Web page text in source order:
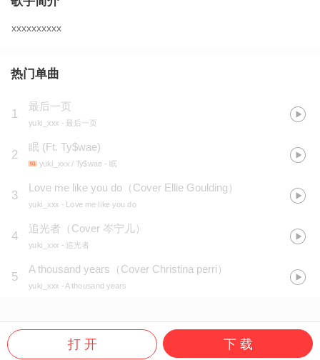
xxxxxxxxxx
热门单曲
1
最后一页
yuki_xxx - 最后一页
2
眠 (Ft. Ty$wae)
yuki_xxx / Ty$wae - 眠
3
Love me like you do（Cover Ellie Goulding）
yuki_xxx - Love me like you do
4
追光者（Cover 岑宁儿）
yuki_xxx - 追光者
5
A thousand years（Cover Christina perri）
yuki_xxx - A thousand years
打 开 下 载